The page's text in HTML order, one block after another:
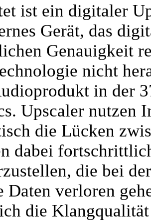
ist ein digitaler
Gerät, das
Genauigkeit
nicht
in der
Upscaler nutzen
die Lücken
dabei
die bei
Daten verloren
die